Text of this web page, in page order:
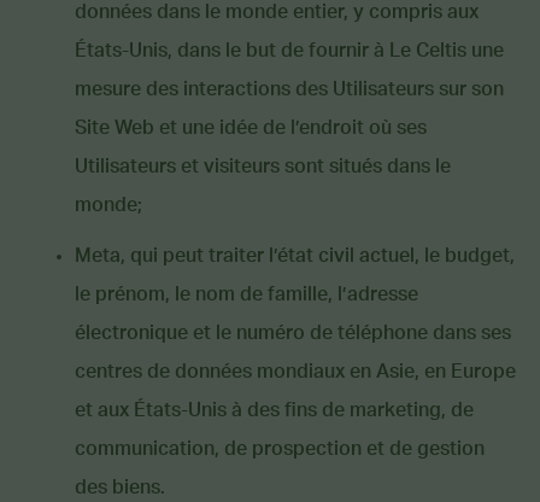
données dans le monde entier, y compris aux
États-Unis, dans le but de fournir à Le Celtis une
mesure des interactions des Utilisateurs sur son
Site Web et une idée de l’endroit où ses
Utilisateurs et visiteurs sont situés dans le
monde;
Meta, qui peut traiter l’état civil actuel, le budget,
le prénom, le nom de famille, l’adresse
électronique et le numéro de téléphone dans ses
centres de données mondiaux en Asie, en Europe
et aux États-Unis à des fins de marketing, de
communication, de prospection et de gestion
des biens.